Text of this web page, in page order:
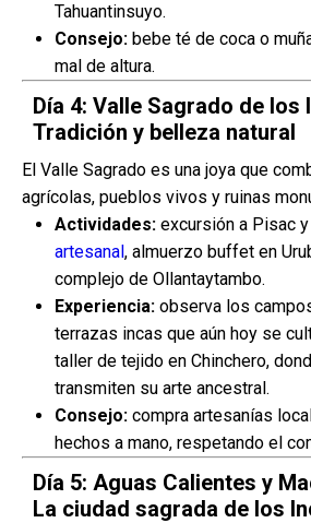
Tahuantinsuyo.
Consejo: bebe té de coca o
mal de altura.
Día 4: Valle Sagrado de los
Tradición y belleza natural
El Valle Sagrado es una joya que
agrícolas, pueblos vivos y ruinas
Actividades: excursión a Pisac
artesanal, almuerzo buffet en
complejo de Ollantaytambo.
Experiencia: observa los
terrazas incas que aún hoy se
taller de tejido en Chinchero,
transmiten su arte ancestral.
Consejo: compra artesanías
hechos a mano, respetando el
Día 5: Aguas Calientes y
La ciudad sagrada de los